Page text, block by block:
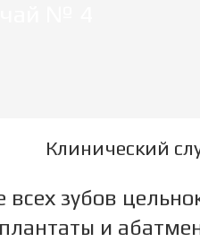
Клинический
всех зубов
и